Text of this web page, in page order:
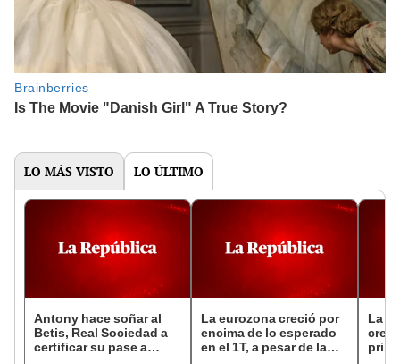
LO MÁS VISTO LO ÚLTIMO
Antony hace soñar al
Betis, Real Sociedad a
certificar su pase a
La eurozona creció por
encima de lo esperado
en el 1T, a pesar de la
La